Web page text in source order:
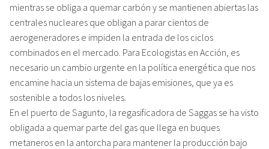
mientras se obliga a quemar carbón y se mantienen abiertas las
centrales nucleares que obligan a parar cientos de
aerogeneradores e impiden la entrada de los ciclos
combinados en el mercado. Para Ecologistas en Acción, es
necesario un cambio urgente en la política energética que nos
encamine hacia un sistema de bajas emisiones, que ya es
sostenible a todos los niveles.
En el puerto de Sagunto, la regasificadora de Saggas se ha visto
obligada a quemar parte del gas que llega en buques
metaneros en la antorcha para mantener la producción bajo